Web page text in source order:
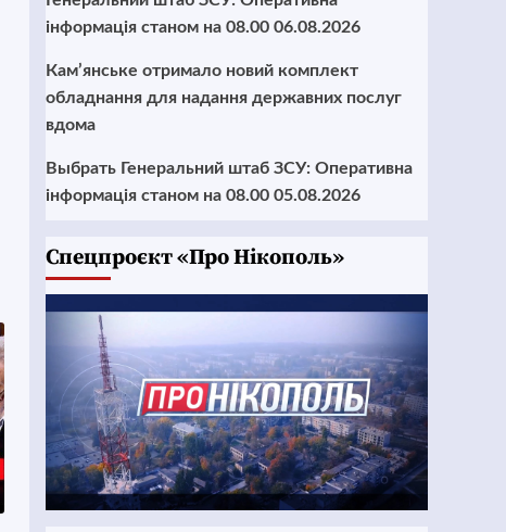
інформація станом на 08.00 06.08.2026
Кам’янське отримало новий комплект
обладнання для надання державних послуг
вдома
Выбрать Генеральний штаб ЗСУ: Оперативна
інформація станом на 08.00 05.08.2026
Cпецпроєкт «Про Нікополь»